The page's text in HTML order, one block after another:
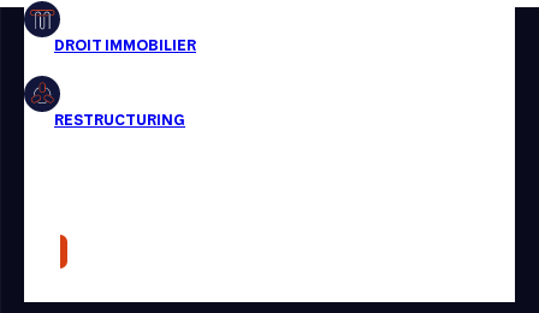
Restructuring
Presse